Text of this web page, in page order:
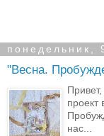
понедельник,
"Весна.
проект
нас...